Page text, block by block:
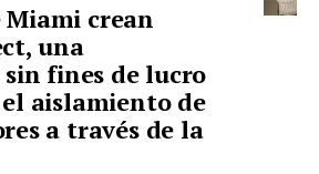
Miami crean
una
fines de lucro
aislamiento de
a través de la